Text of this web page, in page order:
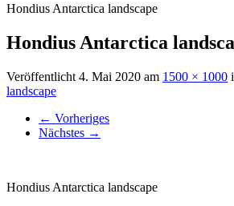
Hondius Antarctica landscape
Hondius Antarctica
Veröffentlicht 4. Mai 2020 am 1500 × 1000
landscape
← Vorheriges
Nächstes →
Hondius Antarctica landscape